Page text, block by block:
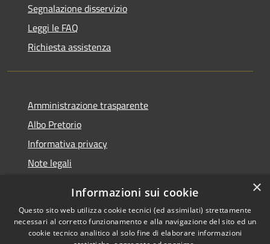
Segnalazione disservizio
Leggi le FAQ
Richiesta assistenza
Amministrazione trasparente
Albo Pretorio
Informativa privacy
Note legali
Whisteblowing
×
Informazioni sui cookie
Questo sito web utilizza cookie tecnici (ed assimilati) strettamente
necessari al corretto funzionamento e alla navigazione del sito ed un
cookie tecnico analitico al solo fine di elaborare informazioni